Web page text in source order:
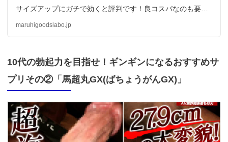
サイズアップにガチで効くと評判です！良コスパなのも要チ
ェック。篠田式シトルリン55を実際に使ってみた結果を副作
用の有無や口コミと併せてご紹介します！
maruhigoodslabo.jp
10代の勃起力を目指せ！ギンギンになるおすすめサ
プリその②「馬超丸GX(ばちょうがんGX)」
https://fam-
ad.com/ad/p/r?
_site=67781&_article=22578